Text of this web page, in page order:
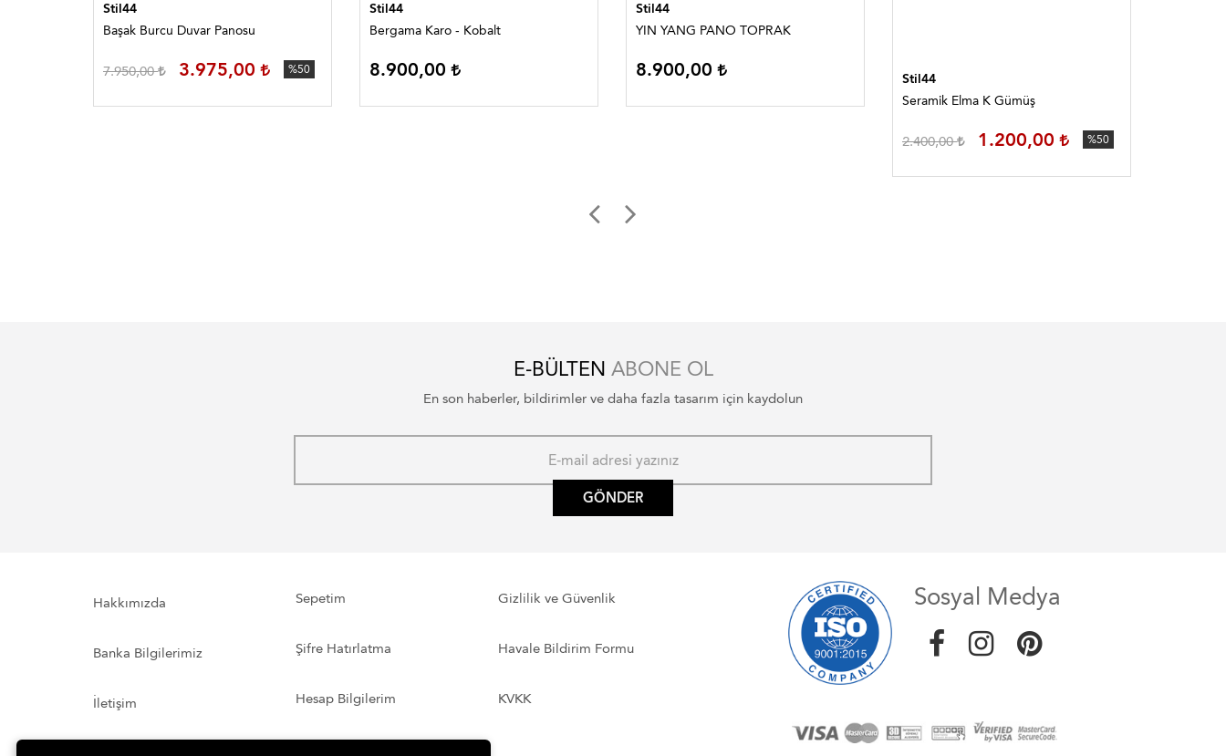
Stil44
Başak Burcu Duvar Panosu
7.950,00 3.975,00 %50
Stil44
Bergama Karo - Kobalt
8.900,00
Stil44
YIN YANG PANO TOPRAK
8.900,00
Stil44
Seramik Elma K Gümüş
2.400,00 1.200,00 %50
E-BÜLTEN ABONE OL
En son haberler, bildirimler ve daha fazla tasarım için kaydolun
GÖNDER
Hakkımızda
Banka Bilgilerimiz
İletişim
Sepetim
Şifre Hatırlatma
Hesap Bilgilerim
Gizlilik ve Güvenlik
Havale Bildirim Formu
KVKK
Sosyal Medya